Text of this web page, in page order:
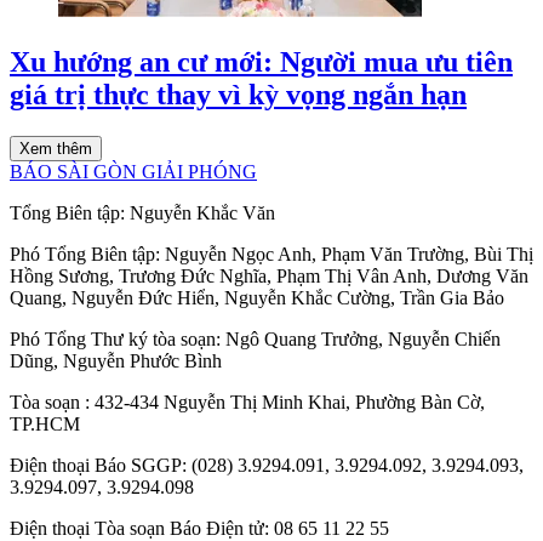
Xu hướng an cư mới: Người mua ưu tiên
giá trị thực thay vì kỳ vọng ngắn hạn
Xem thêm
BÁO SÀI GÒN GIẢI PHÓNG
Tổng Biên tập: Nguyễn Khắc Văn
Phó Tổng Biên tập: Nguyễn Ngọc Anh, Phạm Văn Trường, Bùi Thị
Hồng Sương, Trương Đức Nghĩa, Phạm Thị Vân Anh, Dương Văn
Quang, Nguyễn Đức Hiển, Nguyễn Khắc Cường, Trần Gia Bảo
Phó Tổng Thư ký tòa soạn: Ngô Quang Trưởng, Nguyễn Chiến
Dũng, Nguyễn Phước Bình
Tòa soạn : 432-434 Nguyễn Thị Minh Khai, Phường Bàn Cờ,
TP.HCM
Điện thoại Báo SGGP: (028) 3.9294.091, 3.9294.092, 3.9294.093,
3.9294.097, 3.9294.098
Điện thoại Tòa soạn Báo Điện tử: 08 65 11 22 55